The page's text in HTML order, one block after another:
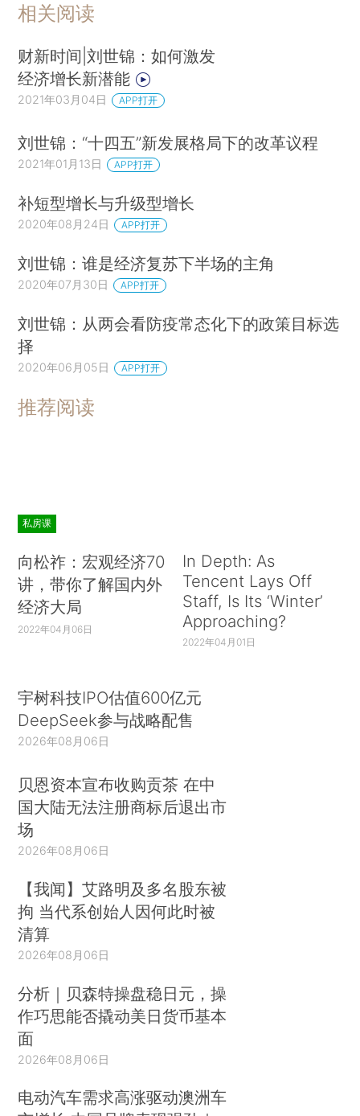
相关阅读
财新时间|刘世锦：如何激发
经济增长新潜能
2021年03月04日 APP打开
刘世锦：“十四五”新发展格局下的改革议程
2021年01月13日 APP打开
补短型增长与升级型增长
2020年08月24日 APP打开
刘世锦：谁是经济复苏下半场的主角
2020年07月30日 APP打开
刘世锦：从两会看防疫常态化下的政策目标选
择
2020年06月05日 APP打开
推荐阅读
私房课
向松祚：宏观经济70
讲，带你了解国内外
经济大局
2022年04月06日
In Depth: As
Tencent Lays Off
Staff, Is Its ‘Winter’
Approaching?
2022年04月01日
宇树科技IPO估值600亿元
DeepSeek参与战略配售
2026年08月06日
贝恩资本宣布收购贡茶 在中
国大陆无法注册商标后退出市
场
2026年08月06日
【我闻】艾路明及多名股东被
拘 当代系创始人因何此时被
清算
2026年08月06日
分析｜贝森特操盘稳日元，操
作巧思能否撬动美日货币基本
面
2026年08月06日
电动汽车需求高涨驱动澳洲车